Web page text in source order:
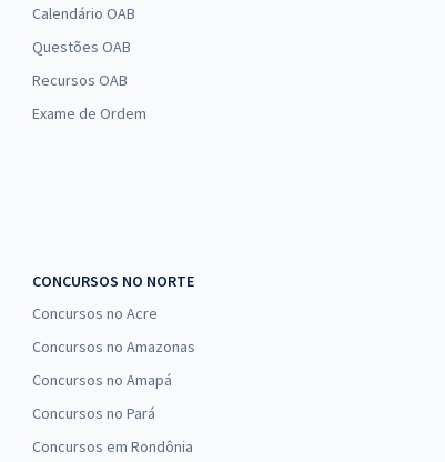
Calendário OAB
Questões OAB
Recursos OAB
Exame de Ordem
CONCURSOS NO NORTE
Concursos no Acre
Concursos no Amazonas
Concursos no Amapá
Concursos no Pará
Concursos em Rondônia